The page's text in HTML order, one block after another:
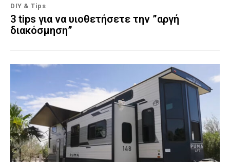
DIY & Tips
3 tips για να υιοθετήσετε την ”αργή
διακόσμηση”